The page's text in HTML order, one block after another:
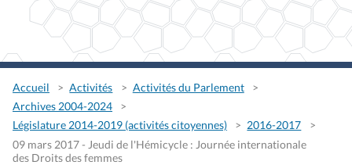
Accueil Activités
Activités du Parlement
Archives 2004-2024
Législature 2014-2019 (activités citoyennes)
2016-2017
09 mars 2017 - Jeudi de l'Hémicycle : Journée internationale
des Droits des femmes